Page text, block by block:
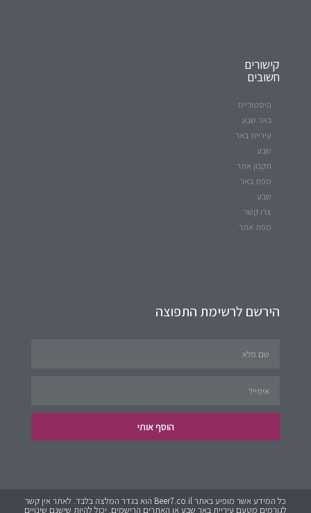
קישורים
חשובים
היסטוריית
באר שבע
עיריית באר
שבע
תקנון אתר
מפת באר
שבע
צרו קשר
מפת אתר
הירשם לרשימת התפוצה
הוסף אותי
כל המידע אשר מופיע באתר Beer7.co.il הוא בגדר המלצה בלבד. לאתר אין קשר
לגורמים מטעם עיריית באר שבע או האתרים הרישמים. יכול להיות שישנם שינויים